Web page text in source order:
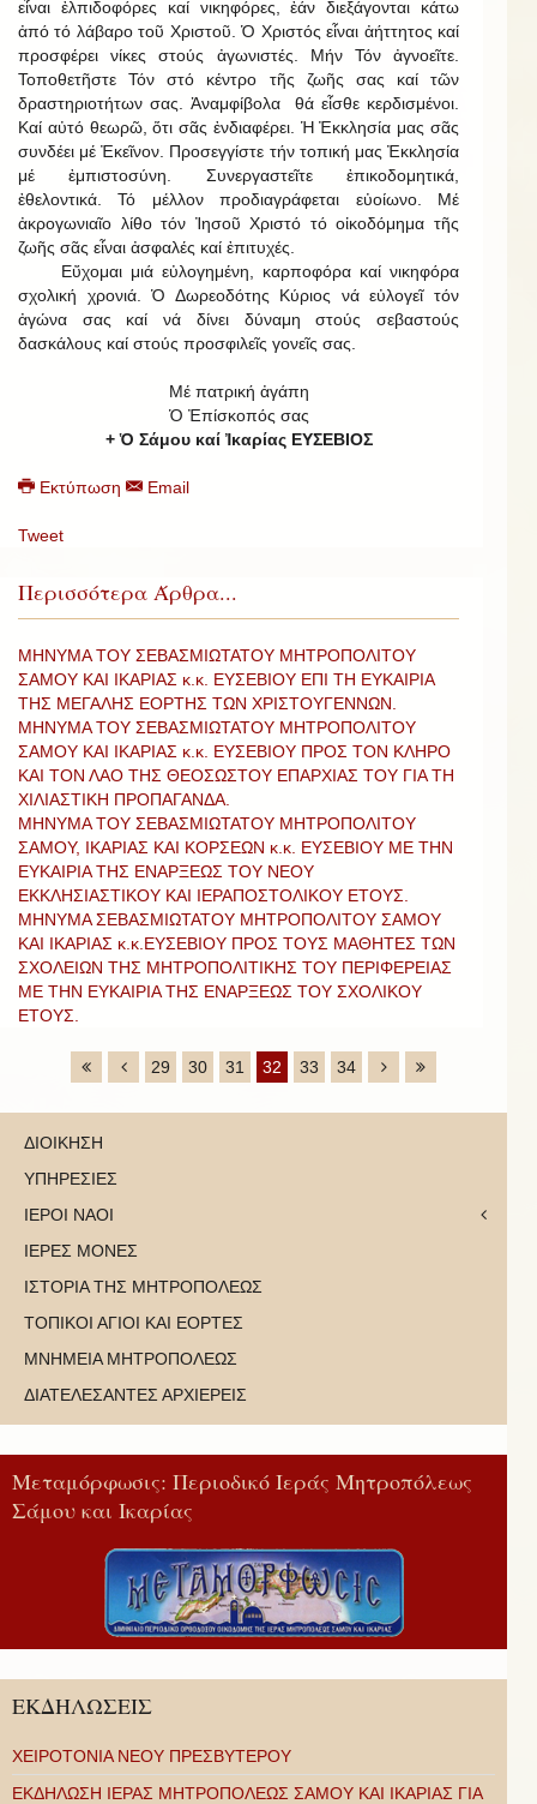
εἶναι ἐλπιδοφόρες καί νικηφόρες, ἐάν διεξάγονται κάτω
ἀπό τό λάβαρο τοῦ Χριστοῦ. Ὁ Χριστός εἶναι ἀήττητος καί
προσφέρει νίκες στούς ἀγωνιστές. Μήν Τόν ἀγνοεῖτε.
Τοποθετῆστε Τόν στό κέντρο τῆς ζωῆς σας καί τῶν
δραστηριοτήτων σας. Ἀναμφίβολα θά εἶσθε κερδισμένοι.
Καί αὐτό θεωρῶ, ὅτι σᾶς ἐνδιαφέρει. Ἡ Ἐκκλησία μας σᾶς
συνδέει μέ Ἐκεῖνον. Προσεγγίστε τήν τοπική μας Ἐκκλησία
μέ ἐμπιστοσύνη. Συνεργαστεῖτε ἐπικοδομητικά,
ἐθελοντικά. Τό μέλλον προδιαγράφεται εὐοίωνο. Μέ
ἀκρογωνιαῖο λίθο τόν Ἰησοῦ Χριστό τό οἰκοδόμημα τῆς
ζωῆς σᾶς εἶναι ἀσφαλές καί ἐπιτυχές.
Εὔχομαι μιά εὐλογημένη, καρποφόρα καί νικηφόρα
σχολική χρονιά. Ὁ Δωρεοδότης Κύριος νά εὐλογεῖ τόν
ἀγώνα σας καί νά δίνει δύναμη στούς σεβαστούς
δασκάλους καί στούς προσφιλεῖς γονεῖς σας.
Μέ πατρική ἀγάπη
Ὁ Ἐπίσκοπός σας
+ Ὁ Σάμου καί Ἰκαρίας ΕΥΣΕΒΙΟΣ
Εκτύπωση Email
Tweet
Περισσότερα Άρθρα...
ΜΗΝΥΜΑ ΤΟΥ ΣΕΒΑΣΜΙΩΤΑΤΟΥ ΜΗΤΡΟΠΟΛΙΤΟΥ
ΣΑΜΟΥ ΚΑΙ ΙΚΑΡΙΑΣ κ.κ. ΕΥΣΕΒΙΟΥ ΕΠΙ ΤΗ ΕΥΚΑΙΡΙΑ
ΤΗΣ ΜΕΓΑΛΗΣ ΕΟΡΤΗΣ ΤΩΝ ΧΡΙΣΤΟΥΓΕΝΝΩΝ.
ΜΗΝΥΜΑ ΤΟΥ ΣΕΒΑΣΜΙΩΤΑΤΟΥ ΜΗΤΡΟΠΟΛΙΤΟΥ
ΣΑΜΟΥ ΚΑΙ ΙΚΑΡΙΑΣ κ.κ. ΕΥΣΕΒΙΟΥ ΠΡΟΣ ΤΟΝ ΚΛΗΡΟ
ΚΑΙ ΤΟΝ ΛΑΟ ΤΗΣ ΘΕΟΣΩΣΤΟΥ ΕΠΑΡΧΙΑΣ ΤΟΥ ΓΙΑ ΤΗ
ΧΙΛΙΑΣΤΙΚΗ ΠΡΟΠΑΓΑΝΔΑ.
ΜΗΝΥΜΑ ΤΟΥ ΣΕΒΑΣΜΙΩΤΑΤΟΥ ΜΗΤΡΟΠΟΛΙΤΟΥ
ΣΑΜΟΥ, ΙΚΑΡΙΑΣ ΚΑΙ ΚΟΡΣΕΩΝ κ.κ. ΕΥΣΕΒΙΟΥ ΜΕ ΤΗΝ
ΕΥΚΑΙΡΙΑ ΤΗΣ ΕΝΑΡΞΕΩΣ ΤΟΥ ΝΕΟΥ
ΕΚΚΛΗΣΙΑΣΤΙΚΟΥ ΚΑΙ ΙΕΡΑΠΟΣΤΟΛΙΚΟΥ ΕΤΟΥΣ.
ΜΗΝΥΜΑ ΣΕΒΑΣΜΙΩΤΑΤΟΥ ΜΗΤΡΟΠΟΛΙΤΟΥ ΣΑΜΟΥ
ΚΑΙ ΙΚΑΡΙΑΣ κ.κ.ΕΥΣΕΒΙΟΥ ΠΡΟΣ ΤΟΥΣ ΜΑΘΗΤΕΣ ΤΩΝ
ΣΧΟΛΕΙΩΝ ΤΗΣ ΜΗΤΡΟΠΟΛΙΤΙΚΗΣ ΤΟΥ ΠΕΡΙΦΕΡΕΙΑΣ
ΜΕ ΤΗΝ ΕΥΚΑΙΡΙΑ ΤΗΣ ΕΝΑΡΞΕΩΣ ΤΟΥ ΣΧΟΛΙΚΟΥ
ΕΤΟΥΣ.
29 30 31 32 33 34
ΔΙΟΙΚΗΣΗ
ΥΠΗΡΕΣΙΕΣ
ΙΕΡΟΙ ΝΑΟΙ
ΙΕΡΕΣ ΜΟΝΕΣ
ΙΣΤΟΡΙΑ ΤΗΣ ΜΗΤΡΟΠΟΛΕΩΣ
ΤΟΠΙΚΟΙ ΑΓΙΟΙ ΚΑΙ ΕΟΡΤΕΣ
ΜΝΗΜΕΙΑ ΜΗΤΡΟΠΟΛΕΩΣ
ΔΙΑΤΕΛΕΣΑΝΤΕΣ ΑΡΧΙΕΡΕΙΣ
Μεταμόρφωσις: Περιοδικό Ιεράς Μητροπόλεως
Σάμου και Ικαρίας
ΕΚΔΗΛΩΣΕΙΣ
ΧΕΙΡΟΤΟΝΙΑ ΝΕΟΥ ΠΡΕΣΒΥΤΕΡΟΥ
ΕΚΔΗΛΩΣΗ ΙΕΡΑΣ ΜΗΤΡΟΠΟΛΕΩΣ ΣΑΜΟΥ ΚΑΙ ΙΚΑΡΙΑΣ ΓΙΑ